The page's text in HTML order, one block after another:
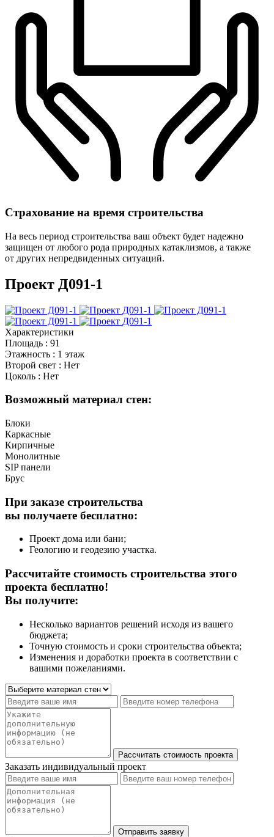
Страхование на время строительства
На весь период строительства ваш объект будет надежно
защищен от любого рода природных катаклизмов, а также
от других непредвиденных ситуаций.
Проект Д091-1
Характеристики
Площадь : 91
Этажность : 1 этаж
Второй свет : Нет
Цоколь : Нет
Возможный материал стен:
Блоки
Каркасные
Кирпичные
Монолитные
SIP панели
Брус
При заказе строительства
вы получаете бесплатно:
Проект дома или бани;
Геологию и геодезию участка.
Рассчитайте стоимость строительства этого
проекта бесплатно!
Вы получите:
Несколько вариантов решений исходя из вашего
бюджета;
Точную стоимость и сроки строительства объекта;
Изменения и доработки проекта в соответствии с
вашими пожеланиями.
Заказать индивидуальный проект